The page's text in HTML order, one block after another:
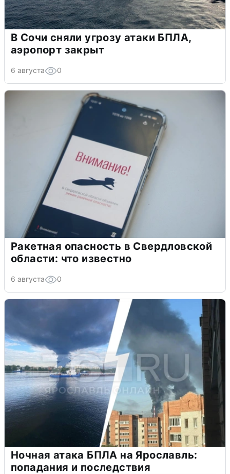
В Сочи сняли угрозу атаки БПЛА,
аэропорт закрыт
6 августа 0
Ракетная опасность в Свердловской
области: что известно
6 августа 0
Ночная атака БПЛА на Ярославль:
попадания и последствия